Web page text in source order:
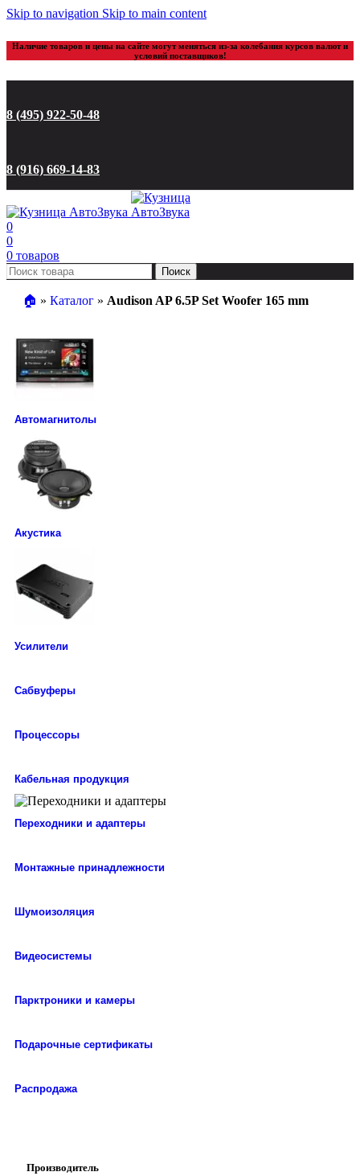
Skip to navigation Skip to main content
Наличие товаров и цены на сайте могут меняться из-за колебания курсов валют и
условий поставщиков!
8 (495) 922-50-48
8 (916) 669-14-83
0
0
0 товаров
Поиск
🏠︎ » Каталог » Audison AP 6.5P Set Woofer 165 mm
Автомагнитолы
Акустика
Усилители
Сабвуферы
Процессоры
Кабельная продукция
Переходники и адаптеры
Монтажные принадлежности
Шумоизоляция
Видеосистемы
Парктроники и камеры
Подарочные сертификаты
Распродажа
Производитель